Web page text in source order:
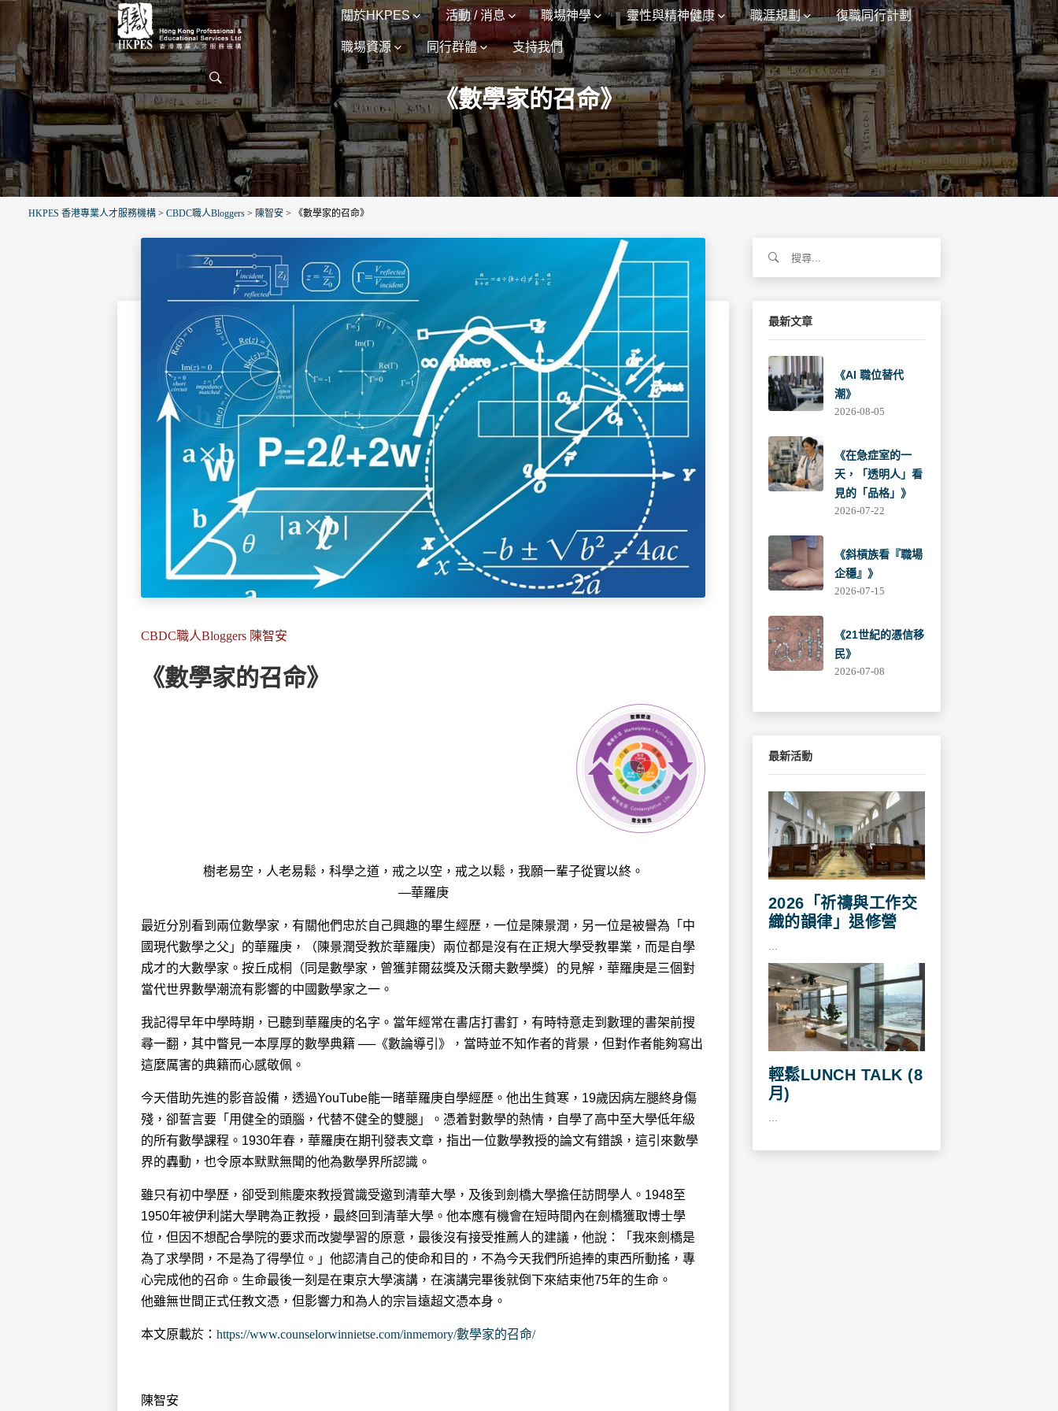
關於HKPES 活動 / 消息 職場神學 靈性與精神健康 職涯規劃 復職同行計劃
職場資源 同行群體 支持我們
《數學家的召命》
HKPES 香港專業人才服務機構 > CBDC職人Bloggers > 陳智安 > 《數學家的召命》
CBDC職人Bloggers 陳智安
《數學家的召命》
樹老易空，人老易鬆，科學之道，戒之以空，戒之以鬆，我願一輩子從實以終。
—華羅庚
最近分別看到兩位數學家，有關他們忠於自己興趣的畢生經歷，一位是陳景潤，另一位是被譽為「中
國現代數學之父」的華羅庚，（陳景潤受教於華羅庚）兩位都是沒有在正規大學受教畢業，而是自學
成才的大數學家。按丘成桐（同是數學家，曾獲菲爾茲獎及沃爾夫數學獎）的見解，華羅庚是三個對
當代世界數學潮流有影響的中國數學家之一。
我記得早年中學時期，已聽到華羅庚的名字。當年經常在書店打書釘，有時特意走到數理的書架前搜
尋一翻，其中瞥見一本厚厚的數學典籍 ──《數論導引》，當時並不知作者的背景，但對作者能夠寫出
這麼厲害的典籍而心感敬佩。
今天借助先進的影音設備，透過YouTube能一睹華羅庚自學經歷。他出生貧寒，19歲因病左腿終身傷
殘，卻誓言要「用健全的頭腦，代替不健全的雙腿」。憑着對數學的熱情，自學了高中至大學低年級
的所有數學課程。1930年春，華羅庚在期刊發表文章，指出一位數學教授的論文有錯誤，這引來數學
界的轟動，也令原本默默無聞的他為數學界所認識。
雖只有初中學歷，卻受到熊慶來教授賞識受邀到清華大學，及後到劍橋大學擔任訪問學人。1948至
1950年被伊利諾大學聘為正教授，最終回到清華大學。他本應有機會在短時間內在劍橋獲取博士學
位，但因不想配合學院的要求而改變學習的原意，最後沒有接受推薦人的建議，他說：「我來劍橋是
為了求學問，不是為了得學位。」他認清自己的使命和目的，不為今天我們所追捧的東西所動搖，專
心完成他的召命。生命最後一刻是在東京大學演講，在演講完畢後就倒下來結束他75年的生命。
他雖無世間正式任教文憑，但影響力和為人的宗旨遠超文憑本身。
本文原載於：https://www.counselorwinnietse.com/inmemory/數學家的召命/
陳智安
關
最新文章
《AI 職位替代
潮》
2026-08-05
《在急症室的一
天，「透明人」看
見的「品格」》
2026-07-22
《斜槓族看『職場
企穩』》
2026-07-15
《21世紀的憑信移
民》
2026-07-08
最新活動
2026「祈禱與工作交
織的韻律」退修營
輕鬆LUNCH TALK (8
月)